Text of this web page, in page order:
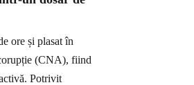
ore și plasat în
(CNA), fiind
Potrivit